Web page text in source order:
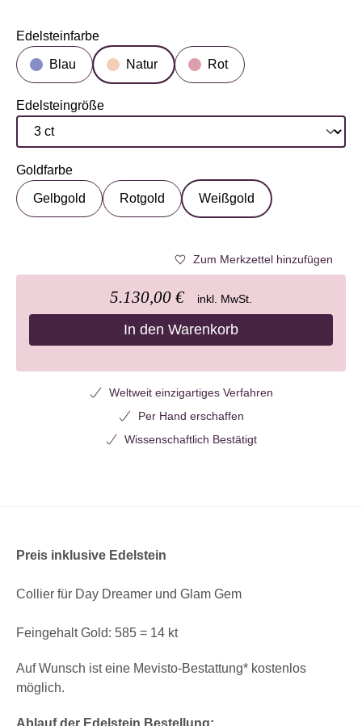
Edelsteinfarbe
auswählen
Blau
Natur Rot
Edelsteingröße
auswählen
Goldfarbe
auswählen
Gelbgold
Rotgold Weißgold
Zum Merkzettel hinzufügen
5.130,00 € inkl. MwSt.
In den Warenkorb
Weltweit einzigartiges Verfahren
Per Hand erschaffen
Wissenschaftlich Bestätigt
Preis inklusive Edelstein
Collier für Day Dreamer und Glam Gem
Feingehalt Gold: 585 = 14 kt
Auf Wunsch ist eine Mevisto-Bestattung* kostenlos
möglich.
Ablauf der Edelstein Bestellung: